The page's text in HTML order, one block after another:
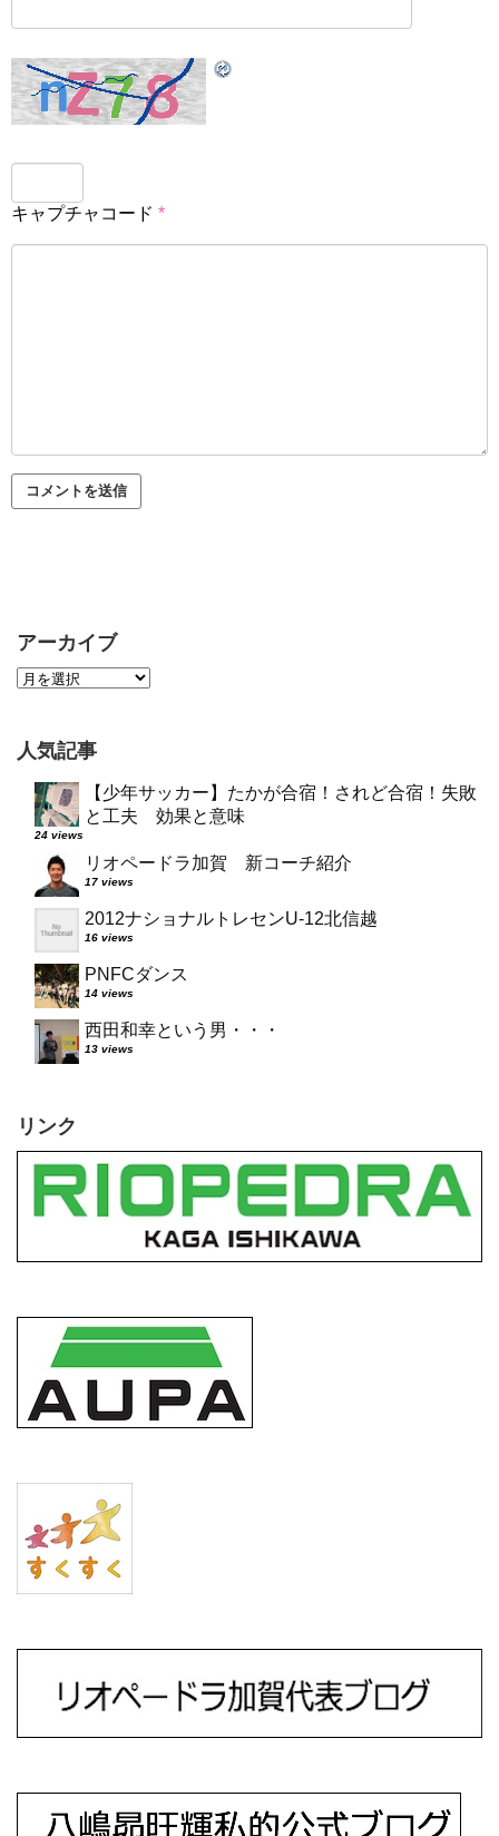
キャプチャコード *
アーカイブ
人気記事
【少年サッカー】たかが合宿！されど合宿！失敗
と工夫 効果と意味
24 views
リオペードラ加賀 新コーチ紹介
17 views
2012ナショナルトレセンU-12北信越
16 views
PNFCダンス
14 views
西田和幸という男・・・
13 views
リンク